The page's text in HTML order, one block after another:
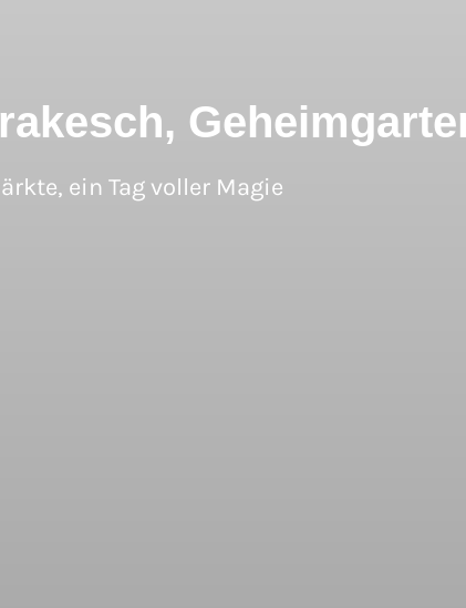
ein Tag voller Magie